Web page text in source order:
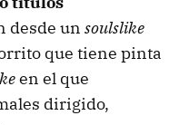
desde un soulslike
que tiene pinta
en el que
dirigido,